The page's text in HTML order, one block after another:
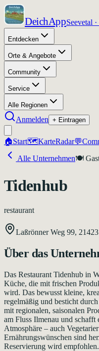
DeichAppSeevetal
Entdecken
Orte & Angebote
Community
Service
Alle Regionen
Anmelden + Eintragen
🏠Start🗺️KarteRadar💬
Alle Unternehmen🍽️
Tidenhub
restaurant
Laßrönner Weg 99, 21423
Über das
Das Restaurant Tidenhub in
Küche, die mit frischen
wird. Das bewusst kleine,
regelmäßig und besticht
mit regionalen, saisonalen
am Fluss Ilmenau und schafft
Atmosphäre – auch
Ernährungswünschen sind
Reservierung wird empfohlen.